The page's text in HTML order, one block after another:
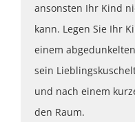
ansonsten Ihr Kind
kann. Legen Sie Ihr
einem
sein
und nach einem
den Raum.